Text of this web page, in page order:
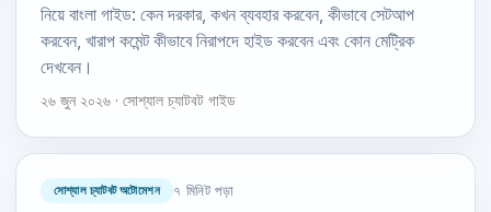
নিয়ে বাংলা গাইড: কেন দরকার, কখন ব্যবহার করবেন, কীভাবে সেটআপ
করবেন, খারাপ কমেন্ট কীভাবে নিরাপদে হাইড করবেন এবং কোন মেট্রিক
দেখবেন।
২৬ জুন ২০২৬ · সোশ্যাল চ্যাটবট গাইড
সোশ্যাল চ্যাটবট অটোমেশন ৭ মিনিট পড়া